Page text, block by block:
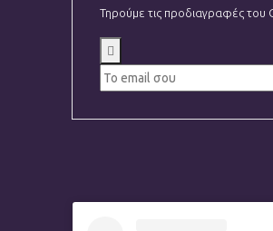
Τηρούμε τις προδιαγραφές του